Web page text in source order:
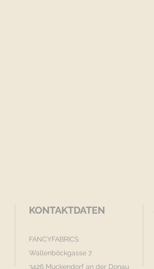
KONTAKTDATEN
FANCYFABRICS
Wallenböckgasse 7
3426 Muckendorf an der Donau